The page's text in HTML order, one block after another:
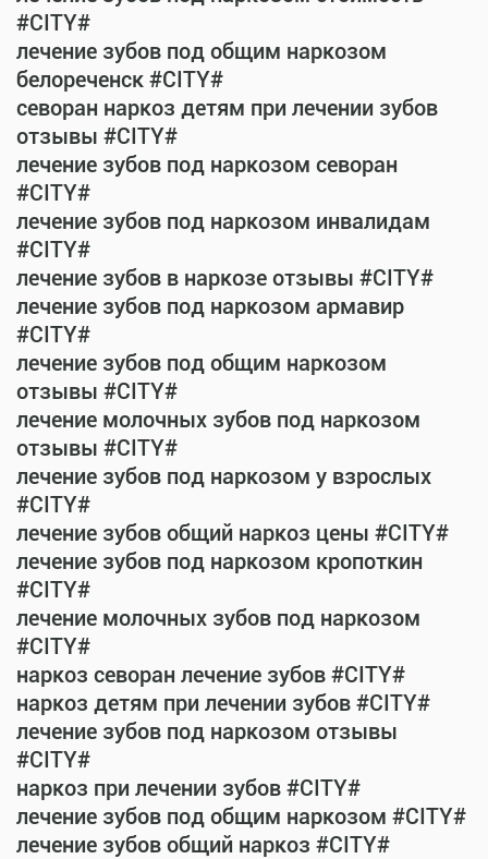
#CITY#
лечение зубов под общим наркозом
белореченск #CITY#
севоран наркоз детям при лечении зубов
отзывы #CITY#
лечение зубов под наркозом севоран
#CITY#
лечение зубов под наркозом инвалидам
#CITY#
лечение зубов в наркозе отзывы #CITY#
лечение зубов под наркозом армавир
#CITY#
лечение зубов под общим наркозом
отзывы #CITY#
лечение молочных зубов под наркозом
отзывы #CITY#
лечение зубов под наркозом у взрослых
#CITY#
лечение зубов общий наркоз цены #CITY#
лечение зубов под наркозом кропоткин
#CITY#
лечение молочных зубов под наркозом
#CITY#
наркоз севоран лечение зубов #CITY#
наркоз детям при лечении зубов #CITY#
лечение зубов под наркозом отзывы
#CITY#
наркоз при лечении зубов #CITY#
лечение зубов под общим наркозом #CITY#
лечение зубов общий наркоз #CITY#